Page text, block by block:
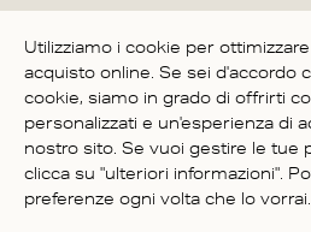
tuo primo acquisto!
Iscrivendoti accetti i nostritermini e
NAZIONE
Italy
Utilizziamo i cookie per
acquisto online. Se sei d'accordo
cookie, siamo in grado di offrirti
personalizzati e un'esperienza di
nostro sito. Se vuoi gestire le tue
clicca su "ulteriori informazioni".
preferenze ogni volta che lo vorrai.